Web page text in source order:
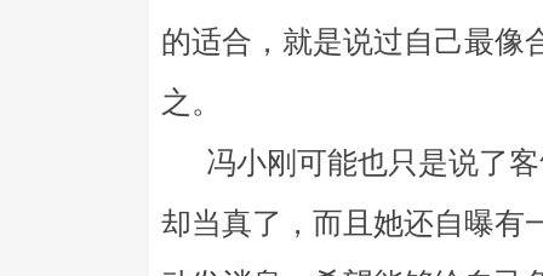
的适合，就是说过自己最像
之。
冯小刚可能也只是说了客
却当真了，而且她还自曝有